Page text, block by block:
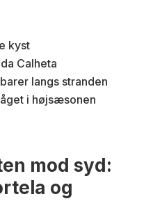
kyst
Calheta
langs stranden
i højsæsonen
mod syd:
og